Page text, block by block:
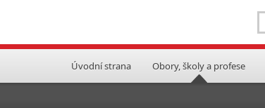
Úvodní strana Obory, školy a profese